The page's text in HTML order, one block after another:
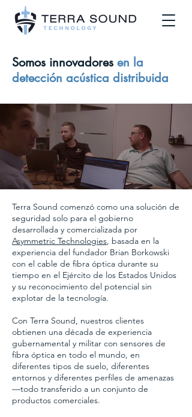
Somos innovadores en la
detección acústica distribuida
Terra Sound comenzó como una solución de
seguridad solo para el gobierno
desarrollada y comercializada por
Asymmetric Technologies, basada en la
experiencia del fundador Brian Borkowski
con el cable de fibra óptica durante su
tiempo en el Ejército de los Estados Unidos
y su reconocimiento del potencial sin
explotar de la tecnología.
Con Terra Sound, nuestros clientes
obtienen una década de experiencia
gubernamental y militar con sensores de
fibra óptica en todo el mundo, en
diferentes tipos de suelo, diferentes
entornos y diferentes perfiles de amenazas
—todo transferido a un conjunto de
productos comerciales.